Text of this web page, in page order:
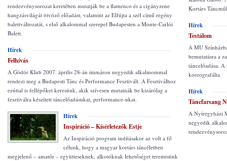
rendezvénysorozat keretében mutatják be a flamenco és a cigányzene
hangzásvilágát ötvöző előadást, valamint az Elfújta a szél című regény
balettváltozatát, s első alkalommal szerepel Budapesten a Monte-Carlói
Balett.
Hírek
Felhívás
A Gödör Klub 2007. április 28-án immáron negyedik alkalmommal
rendezi meg a Budapesti Tánc és Performance Fesztivált. A Fesztiválhoz
ezúttal is fellépőket keresünk, akik szívesen mutatnák be kizárólag a
fesztiválra készített táncelőadásukat, performance-ukat.
Hírek
Inspiráció – Kísérletezők Estje
Az Inspiráció program indításakor az volt a fő
célunk, hogy a magyar kortárs táncéletben
megjelenő – amatőr – együtteseknek, alkotóknak lehetőséget teremtsünk
Kortárs
Hírek
Testálom
A MU
bemutatásra a
táncelőadása.
koreografálta.
Hírek
Táncfarsang
A Nyíregyházi
negyedik